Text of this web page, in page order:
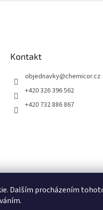
Dalším procházením
Kontakt
objednavky@chemicor.cz
+420 326 396 562
+420 732 886 867